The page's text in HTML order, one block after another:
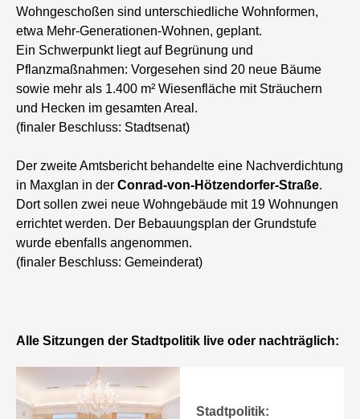
Wohngeschoßen sind unterschiedliche Wohnformen,
etwa Mehr-Generationen-Wohnen, geplant.
Ein Schwerpunkt liegt auf Begrünung und
Pflanzmaßnahmen: Vorgesehen sind 20 neue Bäume
sowie mehr als 1.400 m² Wiesenfläche mit Sträuchern
und Hecken im gesamten Areal.
(finaler Beschluss: Stadtsenat)
Der zweite Amtsbericht behandelte eine Nachverdichtung
in Maxglan in derConrad-von-Hötzendorfer-Straße.
Dort sollen zwei neue Wohngebäude mit 19 Wohnungen
errichtet werden. Der Bebauungsplan der Grundstufe
wurde ebenfalls angenommen.
(finaler Beschluss: Gemeinderat)
Alle Sitzungen der Stadtpolitik live oder nachträglich:
Stadtpolitik: